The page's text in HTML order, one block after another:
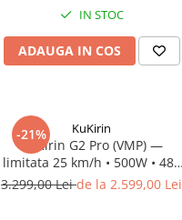
IN STOC
ADAUGA IN COS
-21% KuKirin
KuKirin G2 Pro (VMP) —
limitata 25 km/h • 500W • 48V
15.6Ah • Omologata DGT
3.299,00 Leide la 2.599,00 Lei